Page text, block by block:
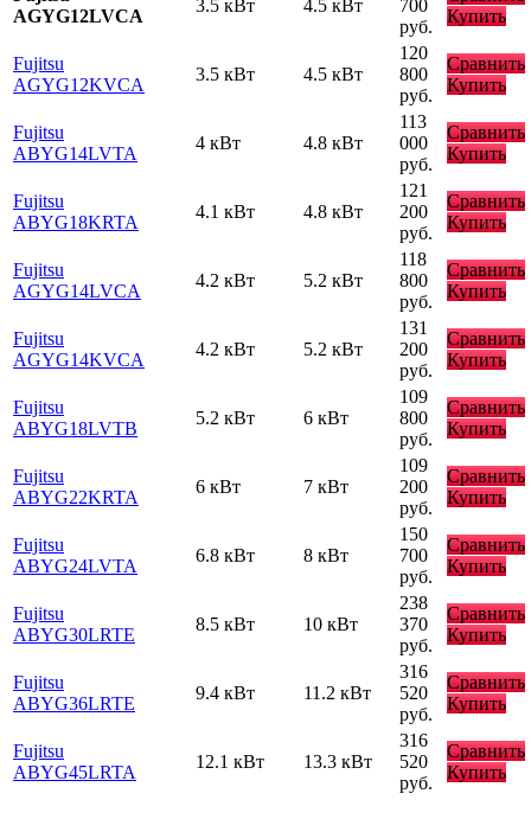
AGYG12LVCA
3.5 кВт 4.5 кВт
700
руб.
Купить
Fujitsu
AGYG12KVCA
3.5 кВт 4.5 кВт
120
800
руб.
Сравнить
Купить
Fujitsu
ABYG14LVTA
4 кВт 4.8 кВт
113
000
руб.
Сравнить
Купить
Fujitsu
ABYG18KRTA
4.1 кВт 4.8 кВт
121
200
руб.
Сравнить
Купить
Fujitsu
AGYG14LVCA
4.2 кВт 5.2 кВт
118
800
руб.
Сравнить
Купить
Fujitsu
AGYG14KVCA
4.2 кВт 5.2 кВт
131
200
руб.
Сравнить
Купить
Fujitsu
ABYG18LVTB
5.2 кВт 6 кВт
109
800
руб.
Сравнить
Купить
Fujitsu
ABYG22KRTA
6 кВт 7 кВт
109
200
руб.
Сравнить
Купить
Fujitsu
ABYG24LVTA
6.8 кВт 8 кВт
150
700
руб.
Сравнить
Купить
Fujitsu
ABYG30LRTE
8.5 кВт 10 кВт
238
370
руб.
Сравнить
Купить
Fujitsu
ABYG36LRTE
9.4 кВт 11.2 кВт
316
520
руб.
Сравнить
Купить
Fujitsu
ABYG45LRTA
12.1 кВт 13.3 кВт
316
520
руб.
Сравнить
Купить